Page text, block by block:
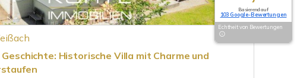
Historische Villa mit Charme und
Basierend auf
103 Google-Bewertungen
Echtheit von Bewertungen